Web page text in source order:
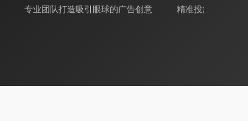
专业团队打造吸引眼球的广告创意 精准投放，实时监